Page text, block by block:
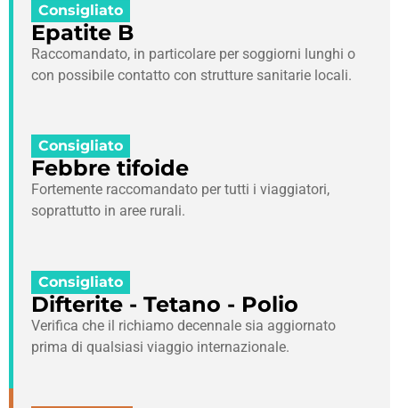
Consigliato
Epatite B
Raccomandato, in particolare per soggiorni lunghi o
con possibile contatto con strutture sanitarie locali.
Consigliato
Febbre tifoide
Fortemente raccomandato per tutti i viaggiatori,
soprattutto in aree rurali.
Consigliato
Difterite - Tetano - Polio
Verifica che il richiamo decennale sia aggiornato
prima di qualsiasi viaggio internazionale.